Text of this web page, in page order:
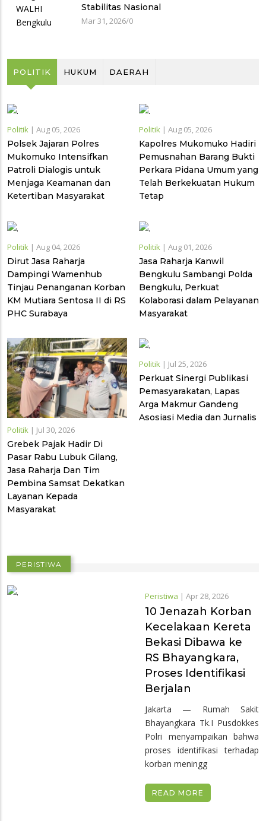
Stabilitas Nasional
Mar 31, 2026/0
POLITIK HUKUM DAERAH
Politik | Aug 05, 2026
Polsek Jajaran Polres
Mukomuko Intensifkan
Patroli Dialogis untuk
Menjaga Keamanan dan
Ketertiban Masyarakat
Politik | Aug 05, 2026
Kapolres Mukomuko Hadiri
Pemusnahan Barang Bukti
Perkara Pidana Umum yang
Telah Berkekuatan Hukum
Tetap
Politik | Aug 04, 2026
Dirut Jasa Raharja
Dampingi Wamenhub
Tinjau Penanganan Korban
KM Mutiara Sentosa II di RS
PHC Surabaya
Politik | Aug 01, 2026
Jasa Raharja Kanwil
Bengkulu Sambangi Polda
Bengkulu, Perkuat
Kolaborasi dalam Pelayanan
Masyarakat
Politik | Jul 30, 2026
Grebek Pajak Hadir Di
Pasar Rabu Lubuk Gilang,
Jasa Raharja Dan Tim
Pembina Samsat Dekatkan
Layanan Kepada
Masyarakat
Politik | Jul 25, 2026
Perkuat Sinergi Publikasi
Pemasyarakatan, Lapas
Arga Makmur Gandeng
Asosiasi Media dan Jurnalis
PERISTIWA
Peristiwa | Apr 28, 2026
10 Jenazah Korban
Kecelakaan Kereta
Bekasi Dibawa ke
RS Bhayangkara,
Proses Identifikasi
Berjalan
Jakarta — Rumah Sakit
Bhayangkara Tk.I Pusdokkes
Polri menyampaikan bahwa
proses identifikasi terhadap
korban meningg
READ MORE